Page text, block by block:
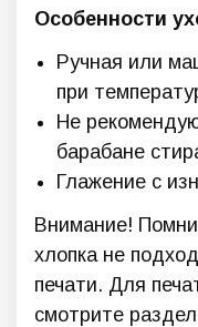
Особенности
Ручная или
при
Не
барабане
Глажение с
Внимание!
хлопка не
печати. Для
смотрите